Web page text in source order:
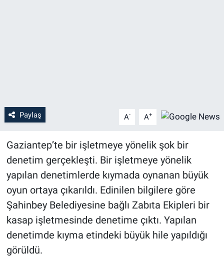
Paylaş A- A+
Gaziantep’te bir işletmeye yönelik şok bir
denetim gerçekleşti. Bir işletmeye yönelik
yapılan denetimlerde kıymada oynanan büyük
oyun ortaya çıkarıldı. Edinilen bilgilere göre
Şahinbey Belediyesine bağlı Zabıta Ekipleri bir
kasap işletmesinde denetime çıktı. Yapılan
denetimde kıyma etindeki büyük hile yapıldığı
görüldü.